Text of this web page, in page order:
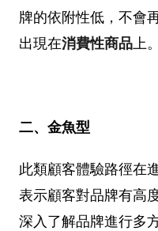
牌的依附性低，不會
出現在消費性商品 上。
二、金魚型
此類顧客體驗路徑在
表示顧客對品牌有高
深入了解品牌進行多